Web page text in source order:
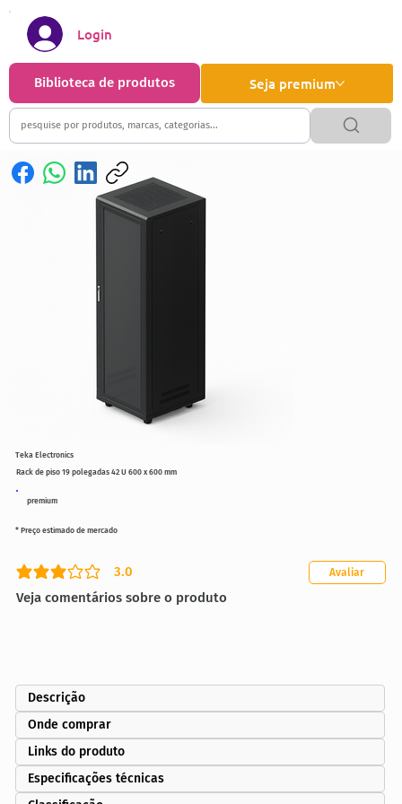
Seja premium
Biblioteca de produtos
Login
premium
Rack de piso 19 polegadas 42 U 600 x 600 mm
3.0
classificação média é 3 de 5
Veja comentários sobre o produto
Avaliar
* Preço estimado de mercado
Teka Electronics
Descrição
Onde comprar
Links do produto
Especificações técnicas